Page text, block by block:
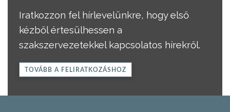
Iratkozzon fel hírlevelünkre, hogy első
kézből értesülhessen a
szakszervezetekkel kapcsolatos hírekről.
TOVÁBB A FELIRATKOZÁSHOZ